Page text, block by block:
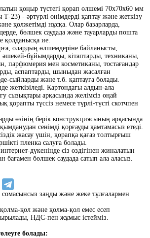
қоңыр түстегі қорап өлшемі 70x70x60 мм
Т-23) - әртүрлі өнімдерді қаптау және жеткізу
қолжетімді нұсқа. Олар базарларда,
бөлшек саудада және тауарларды пошта
қолданысқа ие.
олардың өлшемдеріне байланысты,
әшекей-бұйымдарды, кітаптарды, техниканы,
парфюмерия мен косметиканы, тостағандар
аспаптарды, шыныдан жасалған
сыйларды және т.б. қаптауға болады.
жеткізіледі. Картондағы алдын-ала
сызықтары арқасында желімсіз оңай
түссіз немесе түрлі-түсті скотчпен
өзінің берік конструкциясының арқасында
сенімді қорғауды қамтамасыз етеді.
жасау үшін, қорапқа қағаз толтырғыш
пленка салуға болады.
дүкенінде сіз өздігінен жиналатын
бағамен бөлшек саудада сатып ала аласыз.
сомасынсыз заңды және жеке тұлғалармен
қол және қолма-қол емес есеп
НДС-пен жұмыс істейміз.
болады: